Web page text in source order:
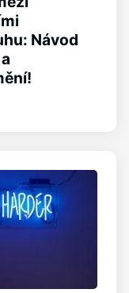
Návod